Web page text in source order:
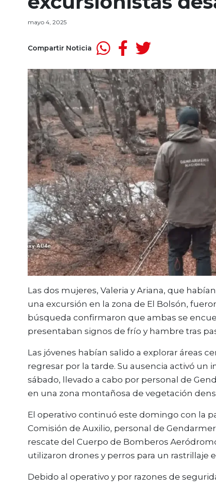
mayo 4, 2025
Compartir Noticia
Las dos mujeres, Valeria y Ariana, que
una excursión en la zona de El Bolsón,
búsqueda confirmaron que ambas se
presentaban signos de frío y hambre tras
Las jóvenes habían salido a explorar áreas
regresar por la tarde. Su ausencia activó un
sábado, llevado a cabo por personal de
en una zona montañosa de vegetación
El operativo continuó este domingo con la
Comisión de Auxilio, personal de
rescate del Cuerpo de Bomberos
utilizaron drones y perros para un rastrillaje
Debido al operativo y por razones de